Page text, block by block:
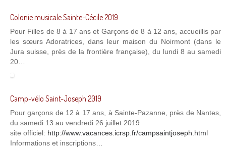
Colonie musicale Sainte-Cécile 2019
Pour Filles de 8 à 17 ans et Garçons de 8 à 12 ans, accueillis par
les sœurs Adoratrices, dans leur maison du Noirmont (dans le
Jura suisse, près de la frontière française), du lundi 8 au samedi
20…
Camp-vélo Saint-Joseph 2019
Pour garçons de 12 à 17 ans, à Sainte-Pazanne, près de Nantes,
du samedi 13 au vendredi 26 juillet 2019
site officiel: http://www.vacances.icrsp.fr/campsaintjoseph.html
Informations et inscriptions…